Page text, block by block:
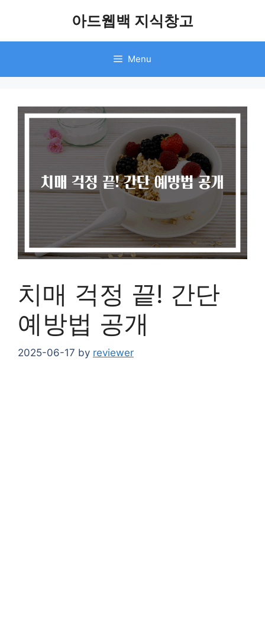
아드웹백 지식창고
Menu
치매 걱정 끝! 간단
예방법 공개
2025-06-17 by reviewer